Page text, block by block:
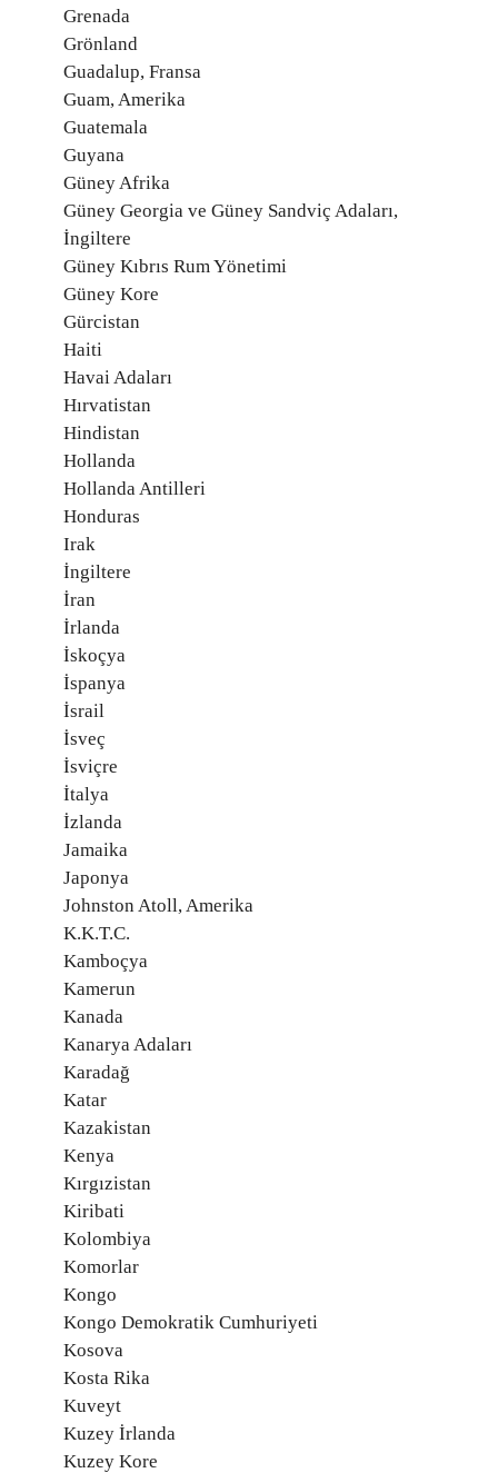
Grenada
Grönland
Guadalup, Fransa
Guam, Amerika
Guatemala
Guyana
Güney Afrika
Güney Georgia ve Güney Sandviç Adaları,
İngiltere
Güney Kıbrıs Rum Yönetimi
Güney Kore
Gürcistan
Haiti
Havai Adaları
Hırvatistan
Hindistan
Hollanda
Hollanda Antilleri
Honduras
Irak
İngiltere
İran
İrlanda
İskoçya
İspanya
İsrail
İsveç
İsviçre
İtalya
İzlanda
Jamaika
Japonya
Johnston Atoll, Amerika
K.K.T.C.
Kamboçya
Kamerun
Kanada
Kanarya Adaları
Karadağ
Katar
Kazakistan
Kenya
Kırgızistan
Kiribati
Kolombiya
Komorlar
Kongo
Kongo Demokratik Cumhuriyeti
Kosova
Kosta Rika
Kuveyt
Kuzey İrlanda
Kuzey Kore